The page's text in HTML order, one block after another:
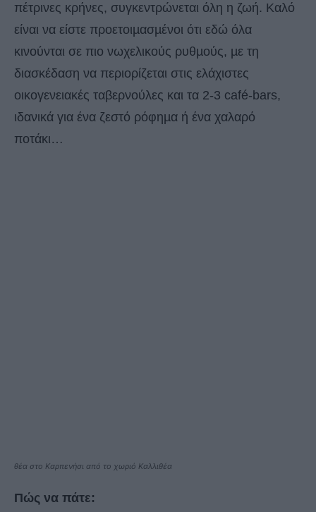
πέτρινες κρήνες, συγκεντρώνεται όλη η ζωή. Καλό
είναι να είστε προετοιµασµένοι ότι εδώ όλα
κινούνται σε πιο νωχελικούς ρυθµούς, µε τη
διασκέδαση να περιορίζεται στις ελάχιστες
οικογενειακές ταβερνούλες και τα 2-3 café-bars,
ιδανικά για ένα ζεστό ρόφηµα ή ένα χαλαρό
ποτάκι…
θέα στο Καρπενήσι από το χωριό Καλλιθέα
Πώς να πάτε: